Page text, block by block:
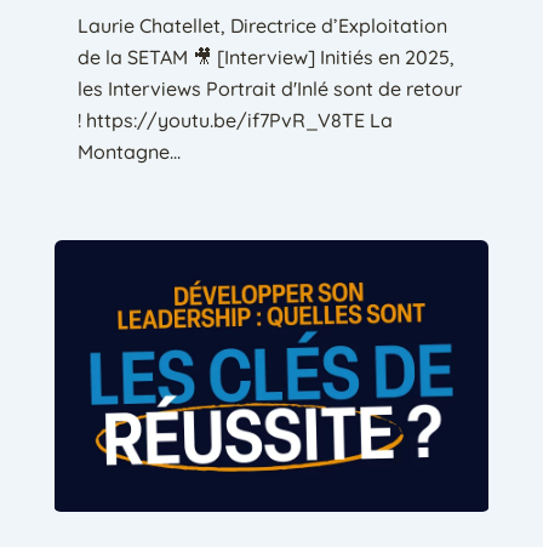
Laurie Chatellet, Directrice d’Exploitation
de la SETAM 🎥 [Interview] Initiés en 2025,
les Interviews Portrait d'Inlé sont de retour
! https://youtu.be/if7PvR_V8TE La
Montagne...